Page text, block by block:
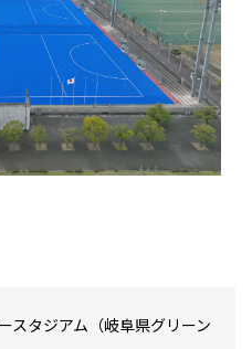
スタジアム（岐阜県グリーン